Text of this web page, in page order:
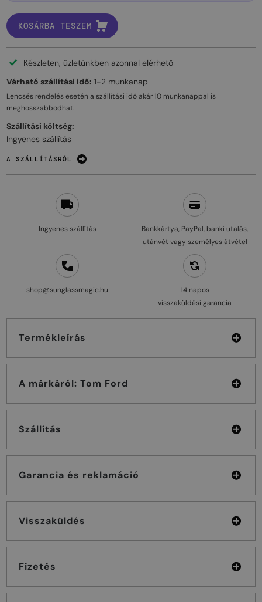
Ingyenes szállítás
Bankkártya, PayPal, banki utalás,
utánvét vagy személyes átvétel
shop@sunglassmagic.hu
14 napos
visszaküldési garancia
Termékleírás
A márkáról: Tom Ford
Szállítás
Garancia és reklamáció
Visszaküldés
Fizetés
KOSÁRBA TESZEM
Készleten, üzletünkben azonnal elérhető
Várható szállítási idő: 1-2 munkanap
Lencsés rendelés esetén a szállítási idő akár10 munkanappal is
meghosszabbodhat.
Szállítási költség:
Ingyenes szállítás
A SZÁLLÍTÁSRÓL